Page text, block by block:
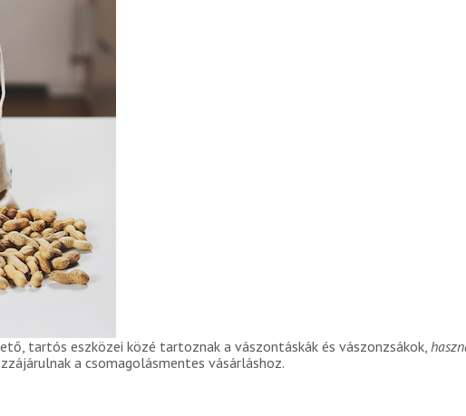
tartós eszközei közé tartoznak a vászontáskák és vászonzsákok,
a csomagolásmentes vásárláshoz.